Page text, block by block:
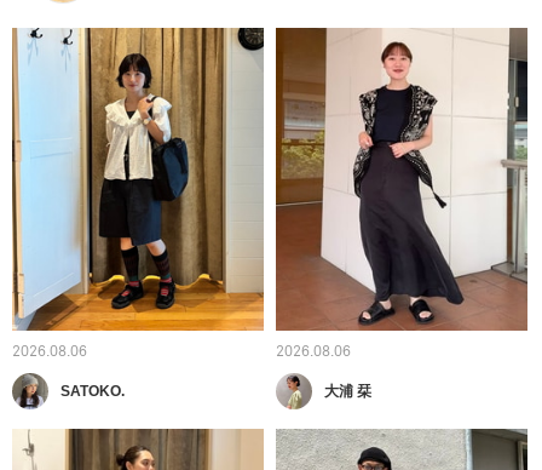
2026.08.06
SATOKO.
2026.08.06
大浦 栞